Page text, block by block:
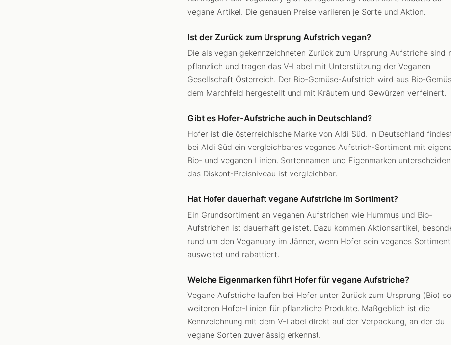
vegane Artikel. Die genauen Preise variieren je Sorte und Aktion.
Ist der Zurück zum Ursprung Aufstrich vegan?
Die als vegan gekennzeichneten Zurück zum Ursprung Aufstriche sind
pflanzlich und tragen das V-Label mit Unterstützung der Veganen
Gesellschaft Österreich. Der Bio-Gemüse-Aufstrich wird aus Bio-
dem Marchfeld hergestellt und mit Kräutern und Gewürzen verfeinert.
Gibt es Hofer-Aufstriche auch in Deutschland?
Hofer ist die österreichische Marke von Aldi Süd. In Deutschland
bei Aldi Süd ein vergleichbares veganes Aufstrich-Sortiment mit
Bio- und veganen Linien. Sortennamen und Eigenmarken
das Diskont-Preisniveau ist vergleichbar.
Hat Hofer dauerhaft vegane Aufstriche im Sortiment?
Ein Grundsortiment an veganen Aufstrichen wie Hummus und Bio-
Aufstrichen ist dauerhaft gelistet. Dazu kommen Aktionsartikel,
rund um den Veganuary im Jänner, wenn Hofer sein veganes Sortiment
ausweitet und rabattiert.
Welche Eigenmarken führt Hofer für vegane Aufstriche?
Vegane Aufstriche laufen bei Hofer unter Zurück zum Ursprung (Bio)
weiteren Hofer-Linien für pflanzliche Produkte. Maßgeblich ist die
Kennzeichnung mit dem V-Label direkt auf der Verpackung, an der du
vegane Sorten zuverlässig erkennst.